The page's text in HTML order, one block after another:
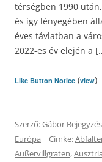
térségben 1990
és így lényegében
éves távlatban a
2022-es év elején a
Like Button Notice (view)
Szerző:Gábor
Európa | Címke:
Außervillgraten,Ausztria